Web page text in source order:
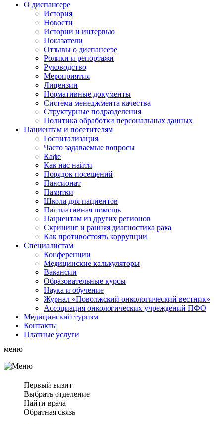
О диспансере
История
Новости
Истории и интервью
Показатели
Отзывы о диспансере
Ролики и репортажи
Руководство
Мероприятия
Лицензии
Нормативные документы
Система менеджмента качества
Структурные подразделения
Политика обработки персональных данных
Пациентам и посетителям
Госпитализация
Часто задаваемые вопросы
Кафе
Как нас найти
Порядок посещений
Пансионат
Памятки
Школа для пациентов
Паллиативная помощь
Пациентам из других регионов
Скрининг и ранняя диагностика рака
Как противостоять коррупции
Специалистам
Конференции
Медицинские калькуляторы
Вакансии
Образовательные курсы
Наука и обучение
Журнал «Поволжский онкологический вестник»
Ассоциация oнкологических учреждений ПФО
Медицинский туризм
Контакты
Платные услуги
меню
Первый визит
Выбрать отделение
Найти врача
Обратная связь